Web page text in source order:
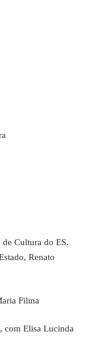
de Cultura do ES,
Renato
Filina
, com Elisa Lucinda